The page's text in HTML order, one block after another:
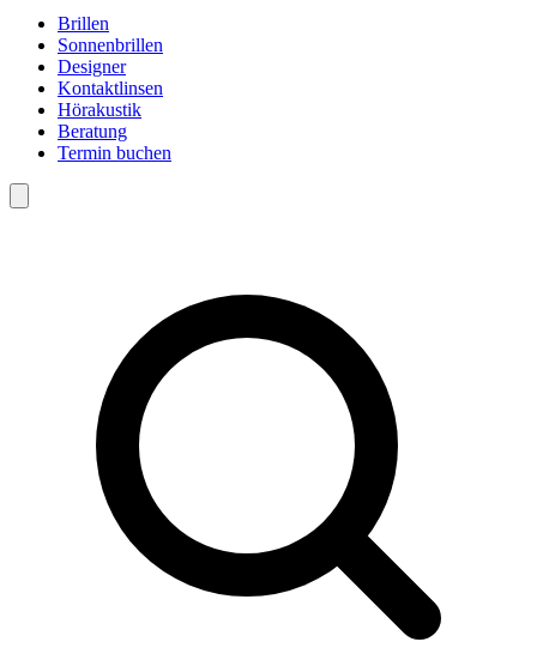
Brillen
Sonnenbrillen
Designer
Kontaktlinsen
Hörakustik
Beratung
Termin buchen